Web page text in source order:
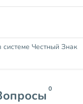
системе Честный Знак
0